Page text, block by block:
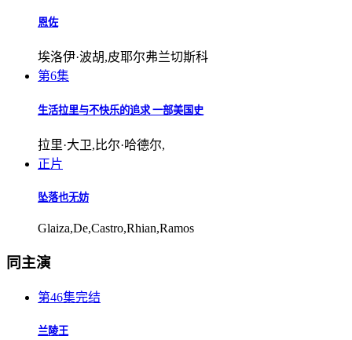
恩佐
埃洛伊·波胡,皮耶尔弗兰切斯科
第6集
生活拉里与不快乐的追求 一部美国史
拉里·大卫,比尔·哈德尔,
正片
坠落也无妨
Glaiza,De,Castro,Rhian,Ramos
同主演
第46集完结
兰陵王